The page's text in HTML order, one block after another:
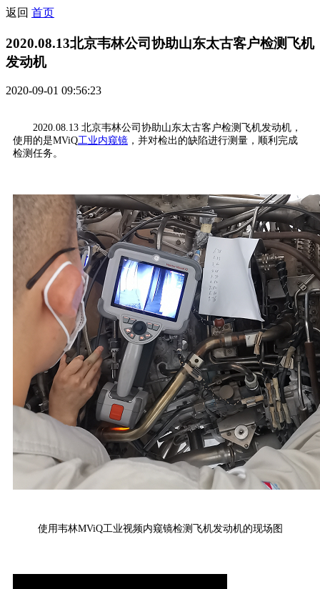
返回 首页
2020.08.13北京韦林公司协助山东太古客户检测飞机
发动机
2020-09-01 09:56:23
2020.08.13 北京韦林公司协助山东太古客户检测飞机发动机，
使用的是MViQ工业内窥镜 ，并对检出的缺陷进行测量，顺利完成
检测任务。
使用韦林MViQ工业视频内窥镜检测飞机发动机的现场图